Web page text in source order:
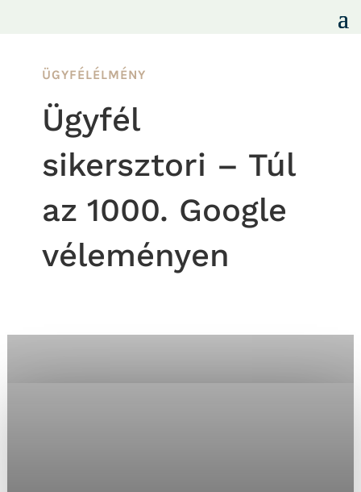
ÜGYFÉLÉLMÉNY
Ügyfél
sikersztori – Túl
az 1000. Google
véleményen